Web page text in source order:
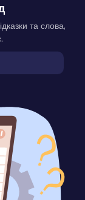
та слова,